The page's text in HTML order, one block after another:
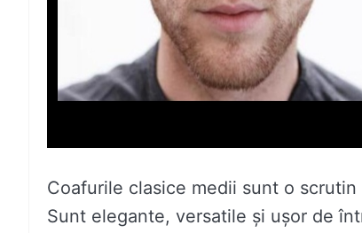
Coafurile clasice medii sunt o
Sunt elegante, versatile și ușor de